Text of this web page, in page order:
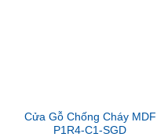
Cửa Gỗ Chống Cháy MDF
P1R4-C1-SGD